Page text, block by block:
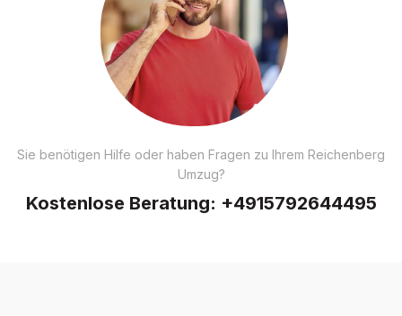
Sie benötigen Hilfe oder haben Fragen zu Ihrem Reichenberg
Umzug?
Kostenlose Beratung: +4915792644495